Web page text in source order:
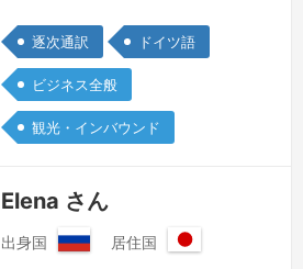
は少しの言い回しの違いで相手側へかな
り伝わり方が変わります。文化の違いか
ら直訳してしまうと失礼になったり、円
滑なコミュニケーションを取ることが難
「相手先に伝えたいこと」、「アポイン
か」等の…続きを見る »
逐次通訳 ドイツ語
ビジネス全般
観光・インバウンド
Elena さん
出身国 居住国